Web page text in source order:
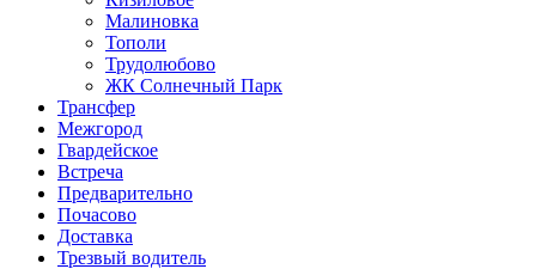
Малиновка
Тополи
Трудолюбово
ЖК Солнечный Парк
Трансфер
Межгород
Гвардейское
Встреча
Предварительно
Почасово
Доставка
Трезвый водитель